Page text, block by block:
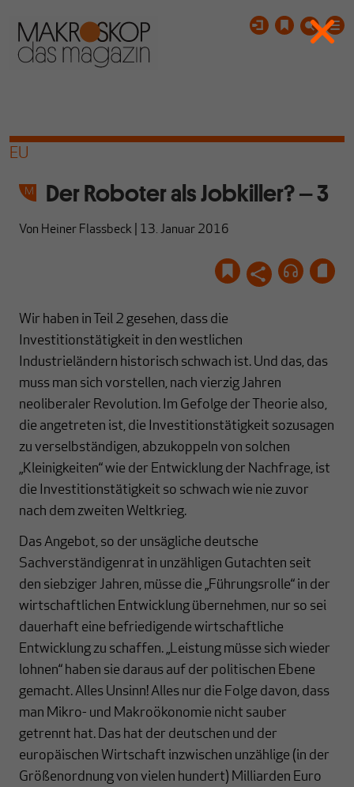
EU
Der Roboter als Jobkiller? – 3
Von Heiner Flassbeck 13. Januar 2016
Wir haben in Teil 2 gesehen, dass die
Investitionstätigkeit in den westlichen
Industrieländern historisch schwach ist. Und das, das
muss man sich vorstellen, nach vierzig Jahren
neoliberaler Revolution. Im Gefolge der Theorie also,
die angetreten ist, die Investitionstätigkeit sozusagen
zu verselbständigen, abzukoppeln von solchen
„Kleinigkeiten“ wie der Entwicklung der Nachfrage, ist
die Investitionstätigkeit so schwach wie nie zuvor
nach dem zweiten Weltkrieg.
Das Angebot, so der unsägliche deutsche
Sachverständigenrat in unzähligen Gutachten seit
den siebziger Jahren, müsse die „Führungsrolle“ in der
wirtschaftlichen Entwicklung übernehmen, nur so sei
dauerhaft eine befriedigende wirtschaftliche
Entwicklung zu schaffen. „Leistung müsse sich wieder
lohnen“ haben sie daraus auf der politischen Ebene
gemacht. Alles Unsinn! Alles nur die Folge davon, dass
man Mikro- und Makroökonomie nicht sauber
getrennt hat. Das hat der deutschen und der
europäischen Wirtschaft inzwischen unzählige (in der
Größenordnung von vielen hundert) Milliarden Euro